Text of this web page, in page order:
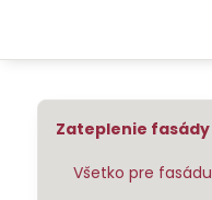
Zateplenie fasády
Všetko pre fasádu